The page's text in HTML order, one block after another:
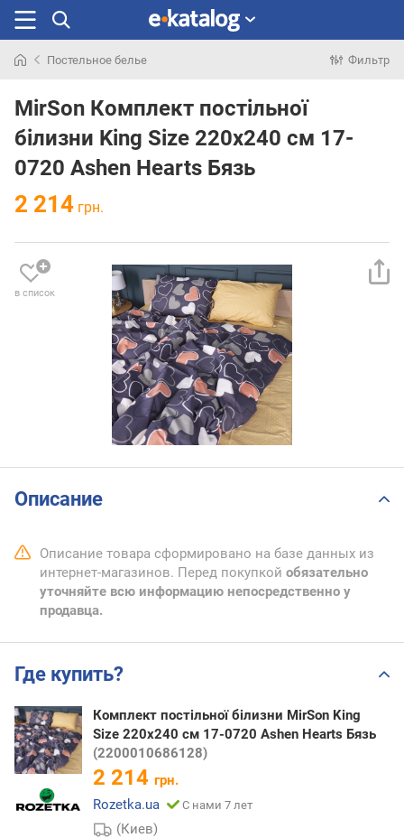
раньше
Постельное белье Фильтр
MirSon Комплект постільної
білизни King Size 220х240 см 17-
0720 Ashen Hearts Бязь
2 214 грн.
в список
Описание
Описание товара сформировано на базе данных из
интернет-магазинов. Перед покупкой обязательно
уточняйте всю информацию непосредственно у
продавца.
Где купить?
Комплект постільної білизни MirSon King
Size 220х240 см 17-0720 Ashen Hearts Бязь
(2200010686128)
2 214 грн.
Rozetka.ua
С нами 7 лет
(Киев)